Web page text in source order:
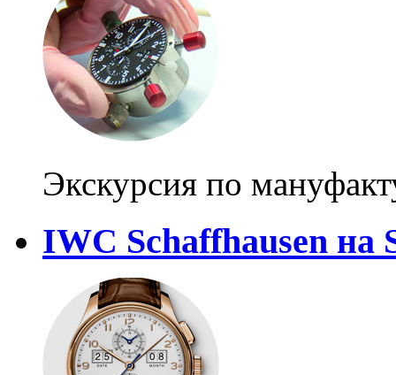
Экскурсия по
IWC Schaffhausen на